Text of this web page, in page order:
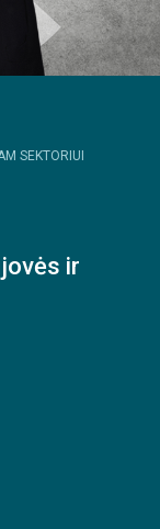
SEKTORIUI
ir